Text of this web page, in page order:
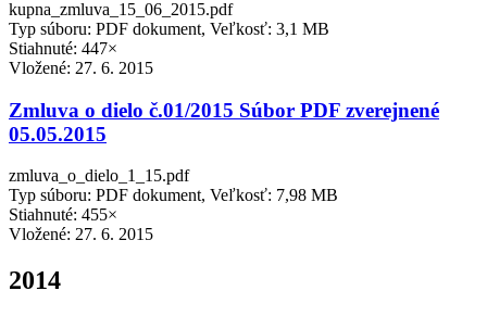
kupna_zmluva_15_06_2015.pdf
Typ súboru: PDF dokument, Veľkosť: 3,1 MB
Stiahnuté: 447×
Vložené: 27. 6. 2015
Zmluva o dielo č.01/2015 Súbor PDF zverejnené
05.05.2015
zmluva_o_dielo_1_15.pdf
Typ súboru: PDF dokument, Veľkosť: 7,98 MB
Stiahnuté: 455×
Vložené: 27. 6. 2015
2014